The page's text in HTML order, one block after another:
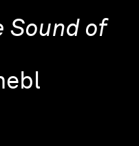
Sound of